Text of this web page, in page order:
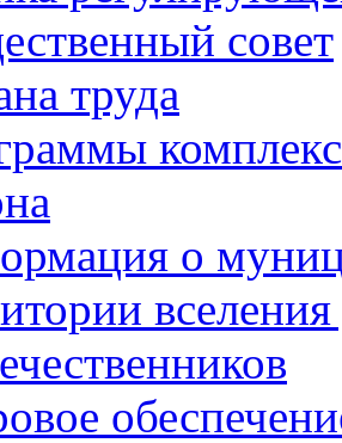
совет
труда
о